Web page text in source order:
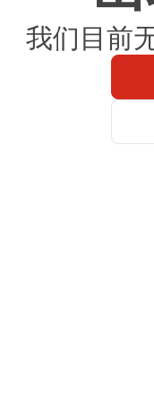
我们目前